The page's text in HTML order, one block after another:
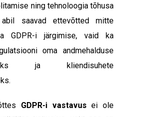
ning tehnoloogia tõhusa
abil saavad ettevõtted mitte
GDPR-i järgimise, vaid ka
oma andmehalduse
ja kliendisuhete
GDPR-i vastavus ei ole